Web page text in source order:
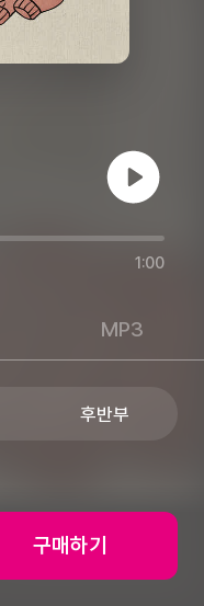
재생
1:00
MP3
후반부
구매하기